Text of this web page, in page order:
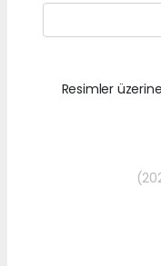
Resimler